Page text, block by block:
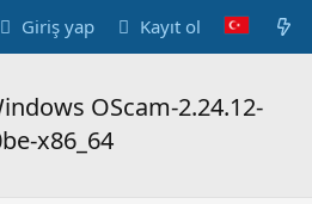
Giriş yap Kayıt ol
OScam-2.24.12-
x86_64